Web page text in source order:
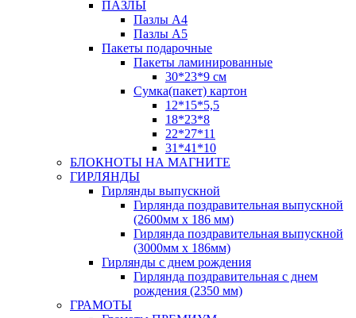
ПАЗЛЫ
Пазлы А4
Пазлы А5
Пакеты подарочные
Пакеты ламинированные
30*23*9 см
Сумка(пакет) картон
12*15*5,5
18*23*8
22*27*11
31*41*10
БЛОКНОТЫ НА МАГНИТЕ
ГИРЛЯНДЫ
Гирлянды выпускной
Гирлянда поздравительная выпускной
(2600мм х 186 мм)
Гирлянда поздравительная выпускной
(3000мм х 186мм)
Гирлянды с днем рождения
Гирлянда поздравительная с днем
рождения (2350 мм)
ГРАМОТЫ